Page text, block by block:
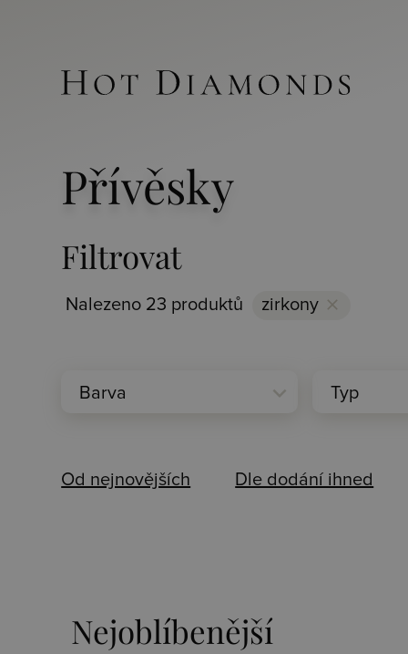
Přívěsky
Filtrovat
Nalezeno 23 produktů zirkony clear
expand_more
Barva Typ
Od nejnovějších Dle dodání ihned
Nejoblíbenější